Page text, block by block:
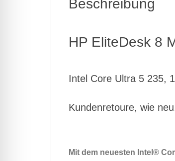
Beschreibung
HP EliteDesk 8
Intel Core Ultra 5 235,
Kundenretoure, wie
Mit dem neuesten Intel®